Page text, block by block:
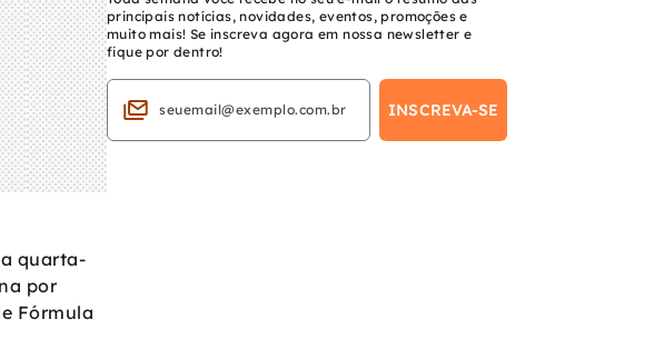
quarta-
por
Fórmula
principais notícias, novidades, eventos, promoções e
muito mais! Se inscreva agora em nossa newsletter e
fique por dentro!